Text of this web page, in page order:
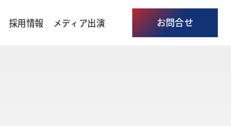
採用情報 メディア出演 お問合せ